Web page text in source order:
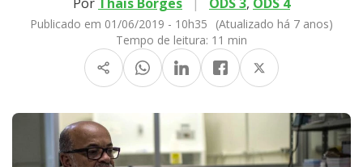
Publicado em 01/06/2019 - 10h35
(Atualizado há 7 anos)
Tempo de leitura: 11 min